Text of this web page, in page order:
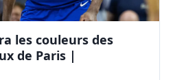
les couleurs des
de Paris |